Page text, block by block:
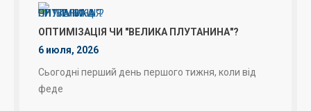
ОПТИМІЗАЦІЯ ЧИ "ВЕЛИКА ПЛУТАНИНА"?
6 июля, 2026
Сьогодні перший день першого тижня, коли від
феде